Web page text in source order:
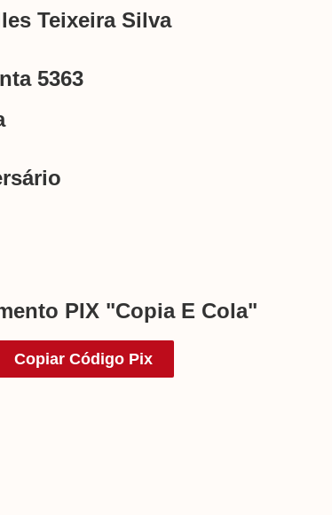
Teixeira Silva
5363
PIX "Copia E Cola"
Copiar Código Pix